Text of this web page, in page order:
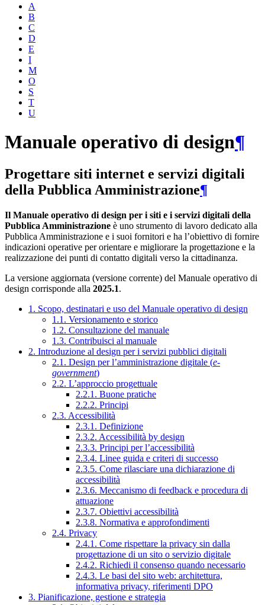
A
B
C
D
E
I
M
O
S
T
U
Manuale operativo di design¶
Progettare siti internet e servizi digitali
della Pubblica Amministrazione¶
Il Manuale operativo di design per i siti e i servizi digitali della
Pubblica Amministrazione è uno strumento di lavoro dedicato alla
Pubblica Amministrazione e i suoi fornitori e ha l’obiettivo di fornire
indicazioni operative per orientare e migliorare la progettazione e la
realizzazione dei punti di contatto digitali verso la cittadinanza.
La versione aggiornata (versione corrente) del Manuale operativo di
design corrisponde alla 2025.1.
1. Scopo, destinatari e uso del Manuale operativo di design
1.1. Versionamento e storico
1.2. Consultazione del manuale
1.3. Contribuisci al manuale
2. Introduzione al design per i servizi pubblici digitali
2.1. Design per l’amministrazione digitale (e-
government)
2.2. L’approccio progettuale
2.2.1. Buone pratiche
2.2.2. Principi
2.3. Accessibilità
2.3.1. Definizione
2.3.2. Accessibilità by design
2.3.3. Principi per l’accessibilità
2.3.4. Linee guida e criteri di successo
2.3.5. Come rilasciare una dichiarazione di
accessibilità
2.3.6. Meccanismo di feedback e procedura di
attuazione
2.3.7. Obiettivi accessibilità
2.3.8. Normativa e approfondimenti
2.4. Privacy
2.4.1. Come rispettare la privacy sin dalla
progettazione di un sito o servizio digitale
2.4.2. Richiedi il consenso quando necessario
2.4.3. Le basi del sito web: architettura,
informativa privacy, riferimenti DPO
3. Pianificazione, gestione e strategia